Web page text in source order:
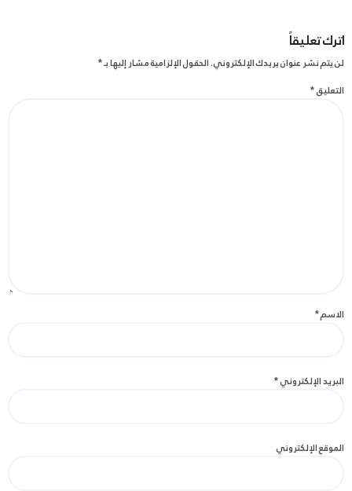
اترك تعليقاً
لن يتم نشر عنوان بريدك الإلكتروني.الحقول الإلزامية مشار إليها بـ*
التعليق*
الاسم*
البريد الإلكتروني*
الموقع الإلكتروني